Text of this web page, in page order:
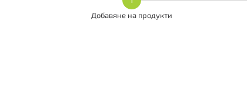
Добавяне на продукти